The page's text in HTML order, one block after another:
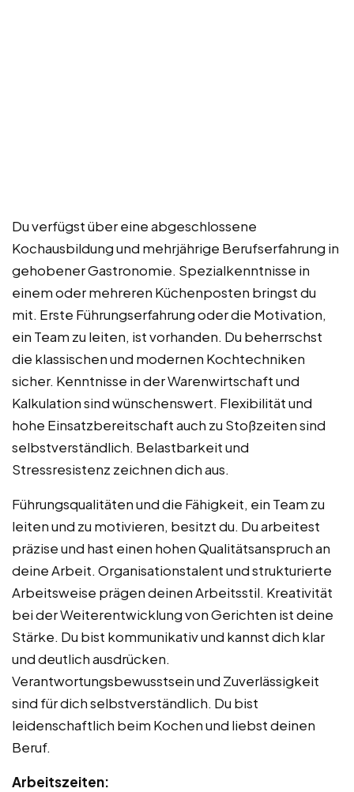
Du verfügst über eine abgeschlossene
Kochausbildung und mehrjährige Berufserfahrung in
gehobener Gastronomie. Spezialkenntnisse in
einem oder mehreren Küchenposten bringst du
mit. Erste Führungserfahrung oder die Motivation,
ein Team zu leiten, ist vorhanden. Du beherrschst
die klassischen und modernen Kochtechniken
sicher. Kenntnisse in der Warenwirtschaft und
Kalkulation sind wünschenswert. Flexibilität und
hohe Einsatzbereitschaft auch zu Stoßzeiten sind
selbstverständlich. Belastbarkeit und
Stressresistenz zeichnen dich aus.
Führungsqualitäten und die Fähigkeit, ein Team zu
leiten und zu motivieren, besitzt du. Du arbeitest
präzise und hast einen hohen Qualitätsanspruch an
deine Arbeit. Organisationstalent und strukturierte
Arbeitsweise prägen deinen Arbeitsstil. Kreativität
bei der Weiterentwicklung von Gerichten ist deine
Stärke. Du bist kommunikativ und kannst dich klar
und deutlich ausdrücken.
Verantwortungsbewusstsein und Zuverlässigkeit
sind für dich selbstverständlich. Du bist
leidenschaftlich beim Kochen und liebst deinen
Beruf.
Arbeitszeiten: